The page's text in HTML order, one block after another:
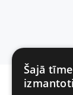
Šajā